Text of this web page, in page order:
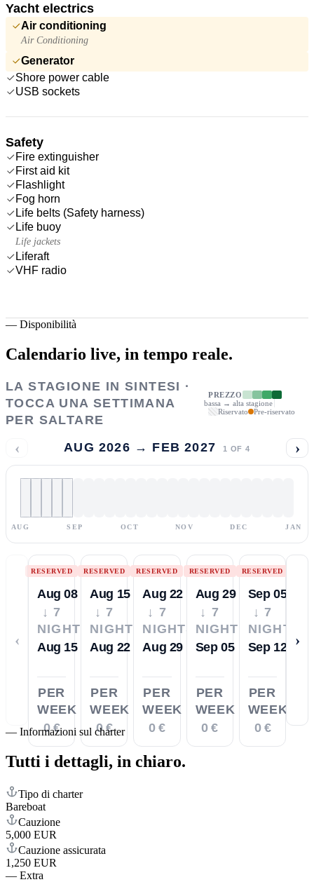
Yacht electrics
Air conditioning
Air Conditioning
Generator
Shore power cable
USB sockets
Safety
Fire extinguisher
First aid kit
Flashlight
Fog horn
Life belts (Safety harness)
Life buoy
Life jackets
Liferaft
VHF radio
— Disponibilità
Calendario live, in tempo reale.
LA STAGIONE IN SINTESI ·
TOCCA UNA SETTIMANA
PER SALTARE
PREZZO
bassa → alta stagione
Riservato
Pre-riservato
‹ AUG 2026 → FEB 2027 1 OF 4 ›
AUG SEP OCT NOV DEC JAN
‹
RESERVED
Aug 08
↓ 7
NIGHTS
Aug 15
PER
WEEK
0 €
RESERVED
Aug 15
↓ 7
NIGHTS
Aug 22
PER
WEEK
0 €
RESERVED
Aug 22
↓ 7
NIGHTS
Aug 29
PER
WEEK
0 €
RESERVED
Aug 29
↓ 7
NIGHTS
Sep 05
PER
WEEK
0 €
RESERVED
Sep 05
↓ 7
NIGHTS
Sep 12
PER
WEEK
0 €
›
— Informazioni sul charter
Tutti i dettagli, in chiaro.
Tipo di charter
Bareboat
Cauzione
5,000 EUR
Cauzione assicurata
1,250 EUR
— Extra